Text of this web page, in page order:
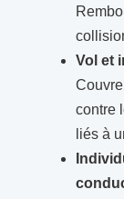
Vol et
contre
liés à